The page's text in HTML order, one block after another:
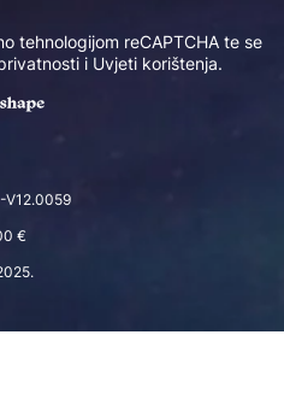
tehnologijom reCAPTCHA te se
i Uvjeti korištenja.
V12.0059
€